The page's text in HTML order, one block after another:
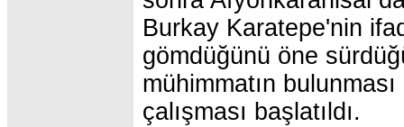
Burkay Karatepe'nin
gömdüğünü öne
mühimmatın
çalışması başlatıldı.